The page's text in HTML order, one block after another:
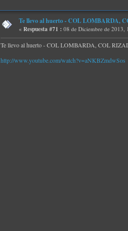
Te llevo al huerto - COL LOMBARDA,
« Respuesta #71 : 08 de Diciembre de 2013,
Te llevo al huerto - COL LOMBARDA, COL
http://www.youtube.com/watch?v=aNKBZmdwSos